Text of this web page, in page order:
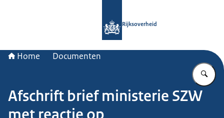
Rijksoverheid
Home Documenten
Afschrift brief ministerie SZW